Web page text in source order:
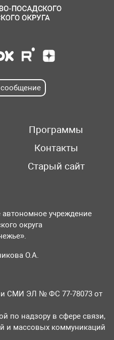
Программы
Контакты
Старый сайт
учреждение
округа
О.А.
СМИ ЭЛ № ФС 77-78073 от
по надзору в сфере связи,
и массовых коммуникаций